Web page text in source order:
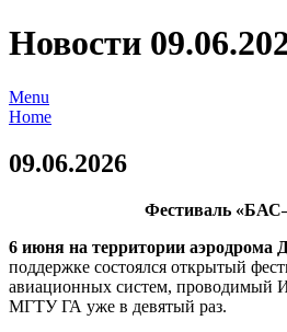
Новости
Menu
Home
09.06.2026
Фестиваль
6 июня на территории
поддержке состоялся открытый
авиационных систем, проводимый
МГТУ ГА уже в девятый раз.